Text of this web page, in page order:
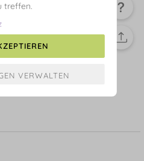
Zirkonia,
treffen.